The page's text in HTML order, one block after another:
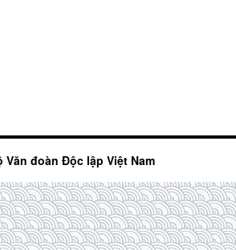
Văn đoàn Độc lập Việt Nam